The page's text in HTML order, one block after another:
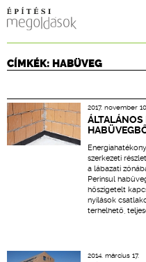
CPR
ÉPÍTÉSI
ONLINE
CÍMKÉK: HABÜVEG
2017. november 10.
ÁLTALÁNOS
szerkezeti
a lábazati
Perinsul
hőszigetelt
nyílások
terhelhető,
2014. március 17.